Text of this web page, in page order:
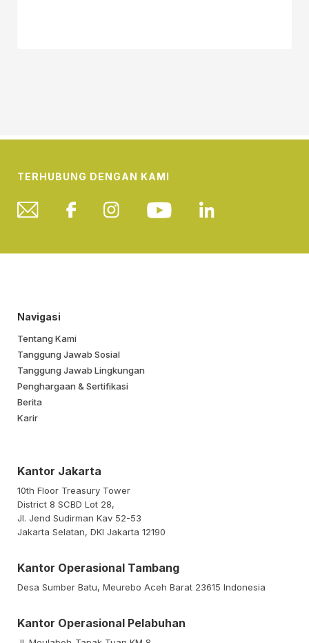
TERHUBUNG DENGAN KAMI
Navigasi
Tentang Kami
Tanggung Jawab Sosial
Tanggung Jawab Lingkungan
Penghargaan & Sertifikasi
Berita
Karir
Kantor Jakarta
10th Floor Treasury Tower
District 8 SCBD Lot 28,
Jl. Jend Sudirman Kav 52-53
Jakarta Selatan, DKI Jakarta 12190
Kantor Operasional Tambang
Desa Sumber Batu, Meurebo Aceh Barat 23615 Indonesia
Kantor Operasional Pelabuhan